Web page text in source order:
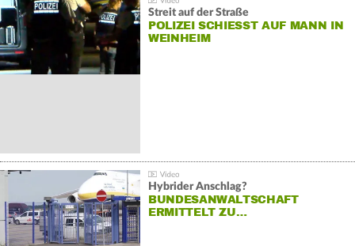
Streit auf der Straße
POLIZEI SCHIESST AUF MANN IN W
EINHEIM
Hybrider Anschlag?
BUNDESANWALTSCHAFT
ERMITTELT ZU…